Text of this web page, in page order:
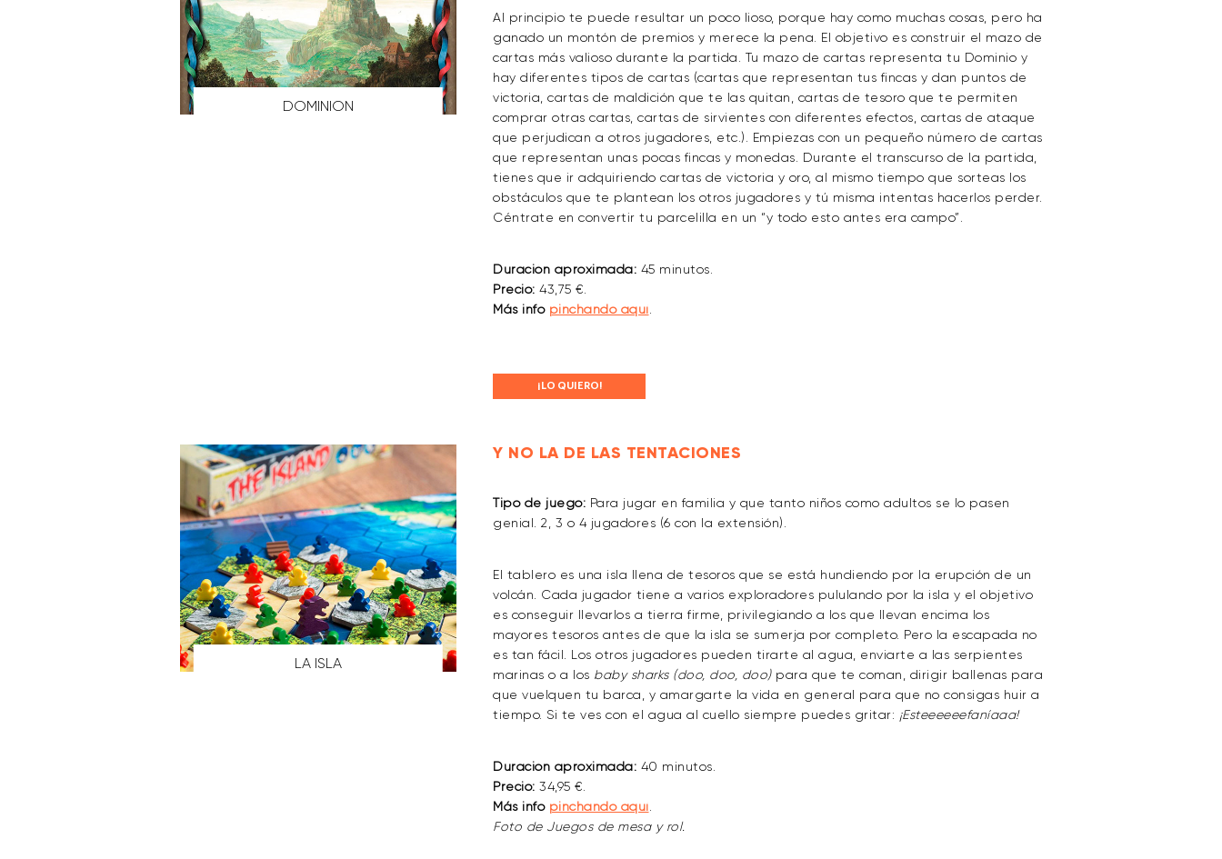
DOMINION
Al principio te puede resultar un poco lioso, porque hay como muchas cosas, pero ha
ganado un montón de premios y merece la pena. El objetivo es construir el mazo de
cartas más valioso durante la partida. Tu mazo de cartas representa tu Dominio y
hay diferentes tipos de cartas (cartas que representan tus fincas y dan puntos de
victoria, cartas de maldición que te las quitan, cartas de tesoro que te permiten
comprar otras cartas, cartas de sirvientes con diferentes efectos, cartas de ataque
que perjudican a otros jugadores, etc.). Empiezas con un pequeño número de cartas
que representan unas pocas fincas y monedas. Durante el transcurso de la partida,
tienes que ir adquiriendo cartas de victoria y oro, al mismo tiempo que sorteas los
obstáculos que te plantean los otros jugadores y tú misma intentas hacerlos perder.
Céntrate en convertir tu parcelilla en un “y todo esto antes era campo”.
Duración aproximada: 45 minutos.
Precio: 43,75 €.
Más info pinchando aquí
¡LO QUIERO!
LA ISLA
Y NO LA DE LAS TENTACIONES
Tipo de juego: Para jugar en familia y que tanto niños como adultos se lo pasen
genial. 2, 3 o 4 jugadores (6 con la extensión).
El tablero es una isla llena de tesoros que se está hundiendo por la erupción de un
volcán. Cada jugador tiene a varios exploradores pululando por la isla y el objetivo
es conseguir llevarlos a tierra firme, privilegiando a los que llevan encima los
mayores tesoros antes de que la isla se sumerja por completo. Pero la escapada no
es tan fácil. Los otros jugadores pueden tirarte al agua, enviarte a las serpientes
marinas o a los baby sharks (doo, doo, doo)para que te coman, dirigir ballenas para
que vuelquen tu barca, y amargarte la vida en general para que no consigas huir a
tiempo. Si te ves con el agua al cuello siempre puedes gritar: ¡Esteeeeeefaníaaa!
Duración aproximada: 40 minutos.
Precio: 34,95 €.
Más info pinchando aquí
Foto de Juegos de mesa y rol.